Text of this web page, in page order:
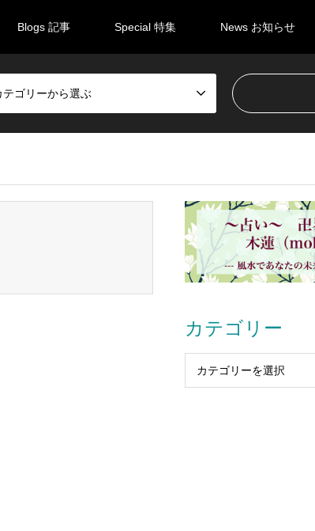
Blogs 記事 Special 特集 News お知らせ
テゴリーから選ぶ
themes/gensen_tcd050/breadcrumb.phpon line94
カテゴリー